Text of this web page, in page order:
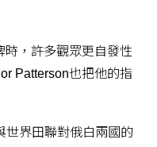
，許多觀眾更自發性
Patterson也把他的指
世界田聯對俄白兩國的